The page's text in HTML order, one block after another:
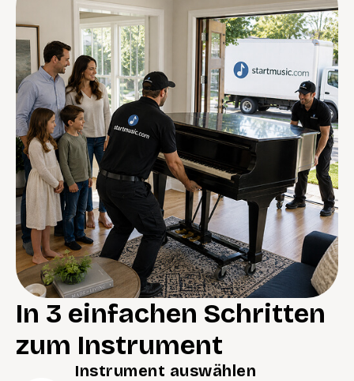
In 3 einfachen Schritten
zum Instrument
Instrument auswählen